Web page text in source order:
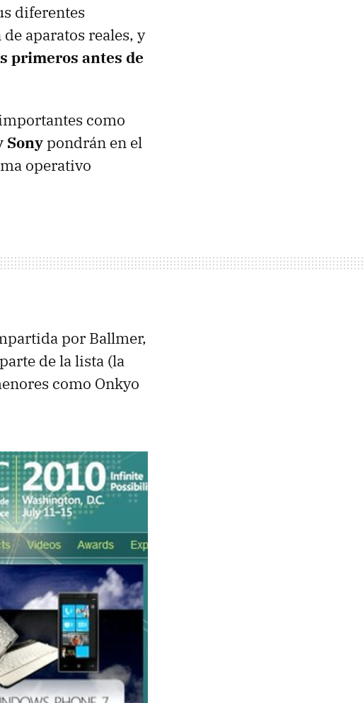
diferentes
aparatos reales, y
primeros antes de
como
Sonypondrán en el
operativo
por Ballmer,
de la lista (la
como Onkyo